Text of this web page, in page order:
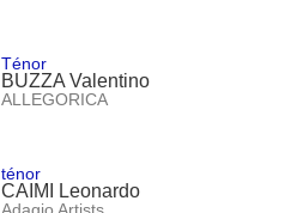
Ténor
BUZZA Valentino
ALLEGORICA
ténor
CAIMI Leonardo